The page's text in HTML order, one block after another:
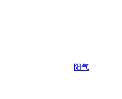
阳气